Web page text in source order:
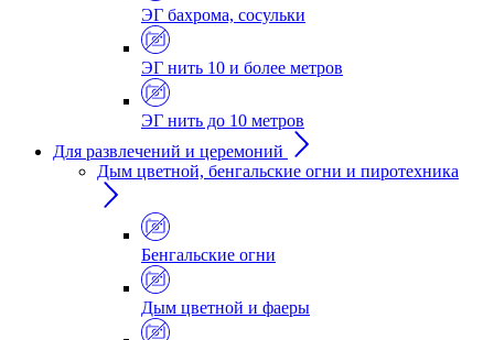
ЭГ бахрома, сосульки
ЭГ нить 10 и более метров
ЭГ нить до 10 метров
Для развлечений и церемоний
Дым цветной, бенгальские огни и пиротехника
Бенгальские огни
Дым цветной и фаеры